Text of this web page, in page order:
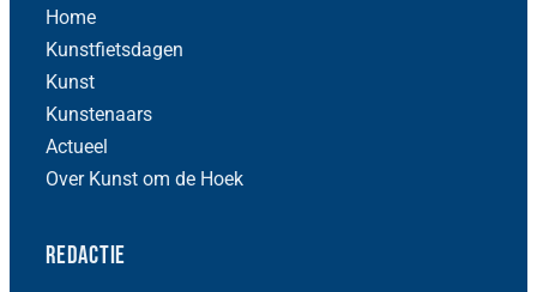
Home
Kunstfietsdagen
Kunst
Kunstenaars
Actueel
Over Kunst om de Hoek
Redactie